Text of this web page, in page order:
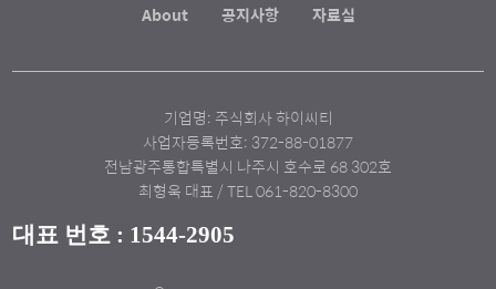
About 공지사항 자료실
기업명: 주식회사 하이씨티
사업자등록번호: 372-88-01877
전남광주통합특별시 나주시 호수로 68 302호
최형욱 대표 / TEL 061-820-8300
대표 번호 : 1544-2905